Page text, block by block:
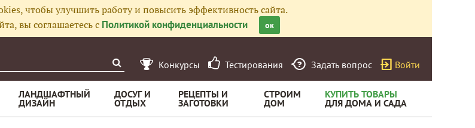
чтобы улучшить работу и повысить эффективность сайта.
вы соглашаетесь с Политикой конфиденциальности ок
Конкурсы Тестирования Задать вопрос Войти
ЛАНДШАФТНЫЙ
ДИЗАЙН
ДОСУГ И
ОТДЫХ
РЕЦЕПТЫ И
ЗАГОТОВКИ
СТРОИМ
ДОМ
КУПИТЬ ТОВАРЫ
ДЛЯ ДОМА И САДА